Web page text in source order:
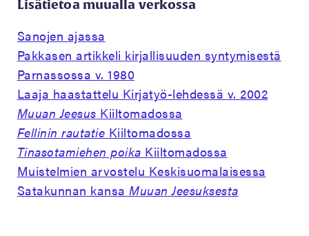
Lisätietoa muualla verkossa
Sanojen ajassa
Pakkasen artikkeli kirjallisuuden syntymisestä
Parnassossa v. 1980
Laaja haastattelu Kirjatyö-lehdessä v. 2002
Muuan Jeesus Kiiltomadossa
Fellinin rautatie Kiiltomadossa
Tinasotamiehen poika Kiiltomadossa
Muistelmien arvostelu Keskisuomalaisessa
Satakunnan kansaMuuan Jeesuksesta